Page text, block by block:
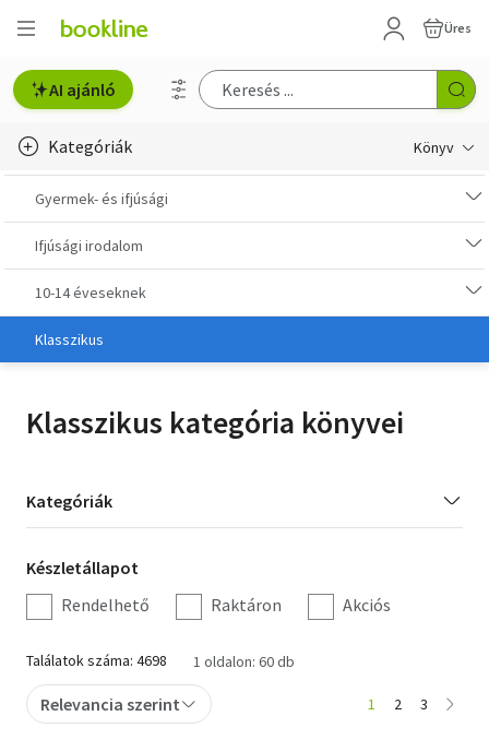
Üres
AI ajánló
Kategóriák Könyv
Életmód, egészség
Erotika
Gyermek- és ifjúsági
Hobbi, szabadidő
Művészet
Szótár, nyelvkönyv
Tankönyv, segédkönyv
Társadalomtudomány
Természettudomány
Történelem
Gyermek- és ifjúsági
Ifjúsági irodalom
10-14 éveseknek
Klasszikus
Klasszikus kategória könyvei
Kategória
szűrés
Kategóriák
Készletállapot
szűrés
Készletállapot
Rendelhető
Raktáron Akciós
Találatok száma: 4698 1 oldalon: 60 db
Relevancia szerint 1 2 3